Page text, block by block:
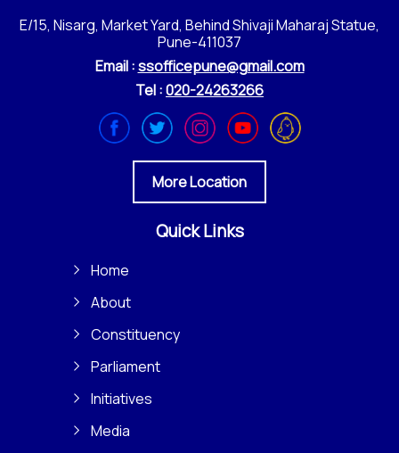
E/15, Nisarg, Market Yard, Behind Shivaji Maharaj Statue,
Pune-411037
Email :ssofficepune@gmail.com
Tel :020-24263266
More Location
Quick Links
Home
About
Constituency
Parliament
Initiatives
Media